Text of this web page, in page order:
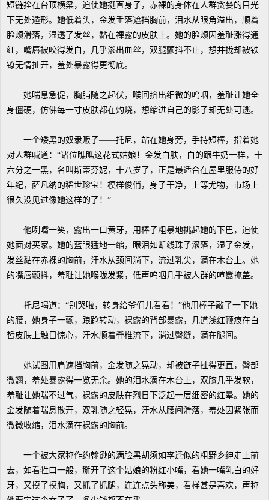
短链拴在台顶横梁，迫使她挺直身子，赤裸的身体在人群贪婪的目光
下无处遁形。她低着头，金发垂落遮挡胸前，泪水从眼角溢出，顺着
脸颊滑落，湿透了发丝，黏在裸露的皮肤上。她的脸颊因羞耻涨得通
红，嘴唇被咬得发白，几乎渗出血丝，双腿颤抖不止，想并拢却被铁
镣无情扯开，羞处暴露得更彻底。
她喘息急促，胸脯随之起伏，喉间挤出细微的呜咽，羞耻让她全
身僵硬，仿佛每一寸皮肤都在灼烧，想缩进自己的影子却无处可逃。
一个矮黑的奴隶贩子——托尼，站在她身旁，手持短棒，指着她
对人群喊道：“诸位瞧瞧这花式姑娘！金发白肤，白的跟牛奶一样，十
六分之一黑，名叫斯蒂芬妮，十八岁了，正是最适合在屋里服侍的好
年纪，萨凡纳的稀世珍宝！模样俊俏，身子干净，上等尤物，市场上
很久没见过像她这样的了！”
他咧嘴一笑，露出一口黄牙，用棒子粗暴地挑起她的下巴，迫使
她面对买家。她的蓝眼猛地一缩，眼泪如断线珠子滚落，湿了金发，
发丝黏在赤裸的胸前，汗水从颈间淌下，流过乳尖，滴在木台上。她
的嘴唇颤抖，羞耻让她喉咙发紧，低声呜咽几乎被人群的喧嚣掩盖。
托尼喝道：“别哭啦，转身给爷们儿看看！”他用棒子敲了一下她
的腰，她身子一颤，踉跄转动，裸露的背部暴露，几道浅红鞭痕在白
皙皮肤上触目惊心，汗水顺着脊椎流下，淌过臀缝，滴在腿间。
她试图用肩遮挡胸前，金发随之晃动，却被链子扯得更直，臀部
微翘，羞处暴露得一览无余。她的泪水滴在木台上，双膝几乎发软，
羞耻让她喘不过气，裸露的皮肤在烈日下泛起一层细密的红晕。她的
金发随着喘息散开，双乳随之轻晃，汗水从腰间滑落，羞处因紧张而
微微收缩，泪水滴在裸露的胸前。
一个被大家称作约翰逊的满脸黑胡须如李逵似的粗野乡绅走上前
去，如看牲口一般，掰开了这个姑娘的粉红小嘴，看她一嘴乳白的好
牙，又摸了摸胸，又抓了抓腿，连连点头称美，看样甚是喜欢，声称